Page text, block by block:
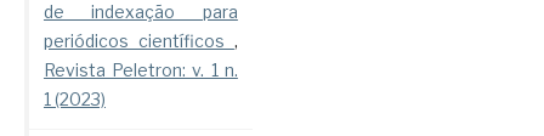
de indexação para
periódicos científicos ,
Revista Peletron: v. 1 n.
1 (2023)